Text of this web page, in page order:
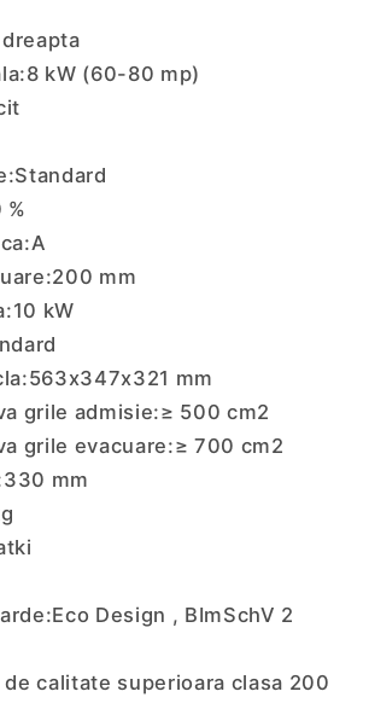
8 kW (60-80 mp)
Standard
%
A
200 mm
10 kW
563x347x321 mm
grile admisie:≥ 500 cm2
grile evacuare:≥ 700 cm2
330 mm
Eco Design , BImSchV 2
de calitate superioara clasa 200